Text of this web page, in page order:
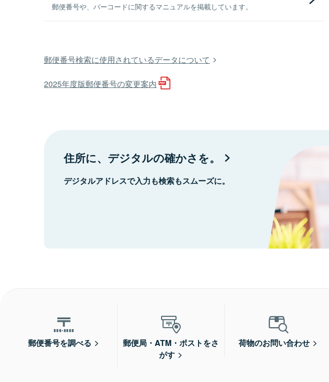
郵便番号や、バーコードに関するマニュアルを掲載しています。
郵便番号検索に使用されているデータについて
2025年度版郵便番号の変更案内
住所に、デジタルの確かさを。
デジタルアドレスで入力も検索もスムーズに。
郵便番号を調べる
郵便局・ATM・ポストをさ
がす
荷物のお問い合わせ